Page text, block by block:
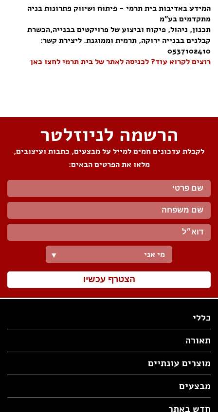
המידע באדיבות בית תרמי - פיתוח ושיווק פתרונות בניה
מתקדמים בע"מ
תכנון, ניהול, פיקוח וביצוע של פרויקטים בבנייה,הכשרת
קבלנים בבנייה ירוקה, תרמית וממוגנת. ליצירת קשר:
0537102410
רוצים לקרוא עוד? לכניסה לאתר של בית תרמי לחצו כאן
הרשמה לניוזלטר
לקבלת עדכונים חמים למייל על מבצעים, כתבות ועיצובים,
מלאו את הפרטים הבאים:
מי אני ▼
הצטרף עכשיו
כללי
תאורה
מוצרים עונתיים
מבצעים
חדש באתר